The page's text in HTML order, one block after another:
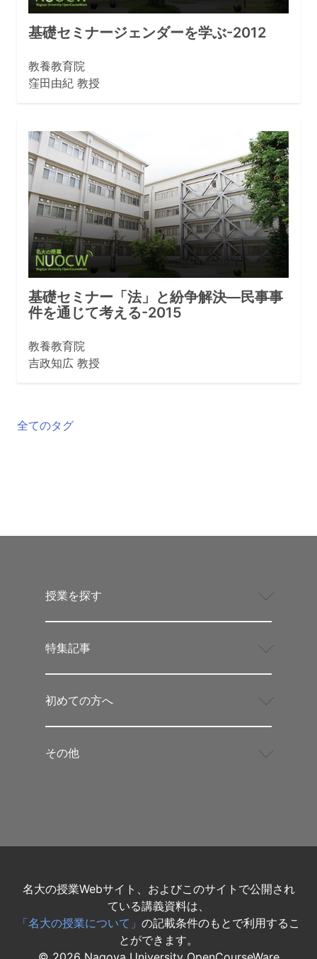
基礎セミナージェンダーを学ぶ-2012
教養教育院
窪田由紀 教授
基礎セミナー「法」と紛争解決―民事事
件を通じて考える-2015
教養教育院
吉政知広 教授
全てのタグ
授業を探す
特集記事
初めての方へ
その他
名大の授業Webサイト、およびこのサイトで公開され
ている講義資料は、
「名大の授業について」 の記載条件のもとで利用するこ
とができます。